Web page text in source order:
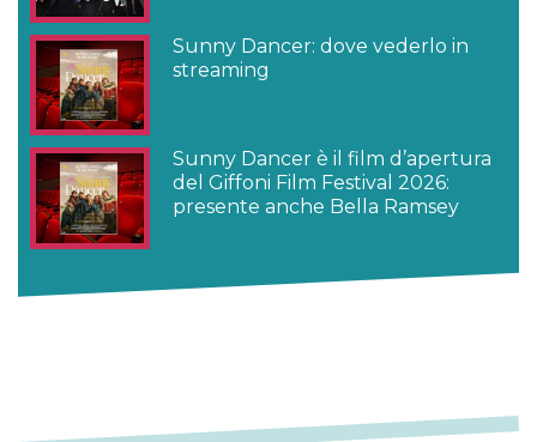
Sunny Dancer: dove vederlo in
streaming
Sunny Dancer è il film d’apertura
del Giffoni Film Festival 2026:
presente anche Bella Ramsey